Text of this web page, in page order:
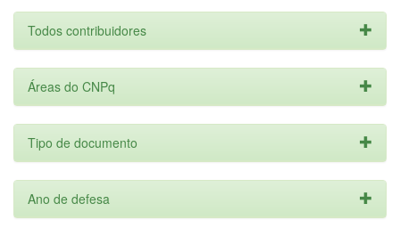
Todos contribuidores
Áreas do CNPq
Tipo de documento
Ano de defesa